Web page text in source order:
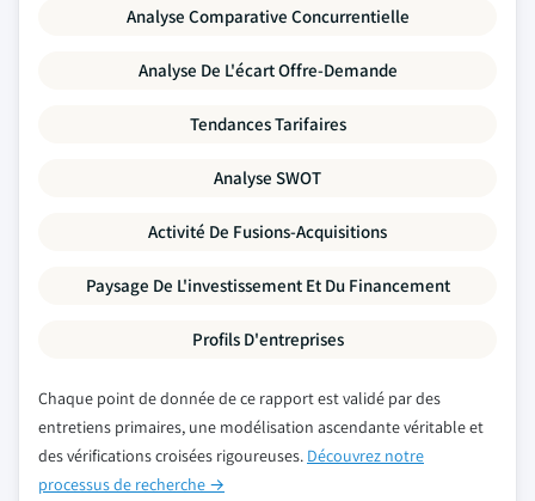
Analyse Comparative Concurrentielle
Analyse De L'écart Offre-Demande
Tendances Tarifaires
Analyse SWOT
Activité De Fusions-Acquisitions
Paysage De L'investissement Et Du Financement
Profils D'entreprises
Chaque point de donnée de ce rapport est validé par des
entretiens primaires, une modélisation ascendante véritable et
des vérifications croisées rigoureuses. Découvrez notre
processus de recherche →